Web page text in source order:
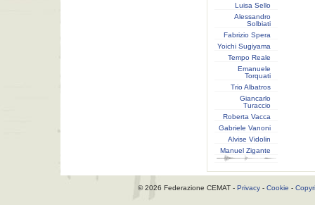
Luisa Sello
Alessandro
Solbiati
Fabrizio Spera
Yoichi Sugiyama
Tempo Reale
Emanuele
Torquati
Trio Albatros
Giancarlo
Turaccio
Roberta Vacca
Gabriele Vanoni
Alvise Vidolin
Manuel Zigante
© 2026 Federazione CEMAT - Privacy- Cookie -